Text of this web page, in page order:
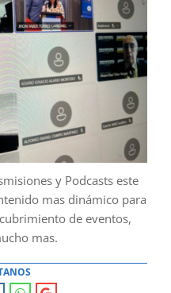
y Podcasts este
mas dinámico para
de eventos,
mas.